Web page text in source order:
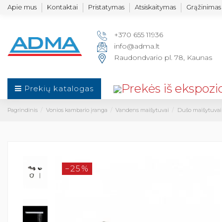
Apie mus Kontaktai Pristatymas Atsiskaitymas
+370 655 11936
info@adma.lt
Raudondvario pl. 78, Kaunas
Prekių katalogas
Pagrindinis Vonios kambario įranga Vandens maišytuvai Dušo maišytuvai
−25%